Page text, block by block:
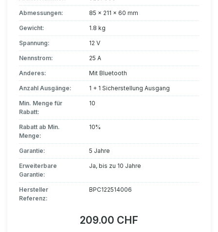
Abmessungen: 85 x 211 x 60 mm
Gewicht: 1.8 kg
Spannung: 12 V
Nennstrom: 25 A
Anderes: Mit Bluetooth
Anzahl Ausgänge: 1 + 1 Sicherstellung Ausgang
Min. Menge für
Rabatt:
10
Rabatt ab Min.
Menge:
10%
Garantie: 5 Jahre
Erweiterbare
Garantie:
Ja, bis zu 10 Jahre
Hersteller
Referenz:
BPC122514006
209.00 CHF